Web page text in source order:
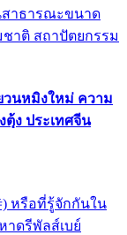
สาธารณะขนาด
าติ สถาปัตยกรรม
วนหมิงใหม่ ความ
ง ประเทศจีน
) หรือที่รู้จักกันใน
ดรีพัลส์เบย์